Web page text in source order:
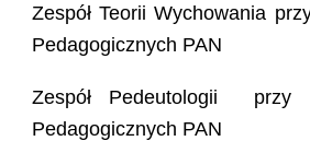
Zespół Teorii Wychowania
Pedagogicznych PAN
Zespół Pedeutologii przy
Pedagogicznych PAN